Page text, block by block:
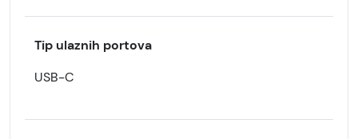
Tip ulaznih portova
USB-C